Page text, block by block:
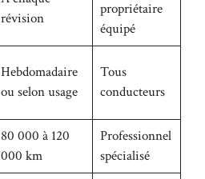
révision
propriétaire
équipé
Hebdomadaire
ou selon usage
Tous
conducteurs
80 000 à 120
000 km
Professionnel
spécialisé